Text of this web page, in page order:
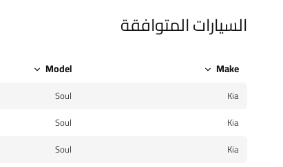
السيارات المتوافقة
Make
Model
Kia
Soul
Kia
Soul
Kia
Soul